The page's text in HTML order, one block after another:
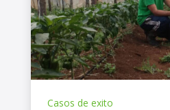
Casos de exito